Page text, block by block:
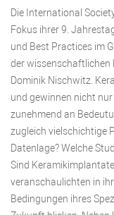
Die International
Fokus ihrer 9.
und Best Practices im
der wissenschaftlichen
Dominik Nischwitz.
und gewinnen nicht
zunehmend an
zugleich vielschichtige
Datenlage? Welche
Sind
veranschaulichten in
Bedingungen ihres